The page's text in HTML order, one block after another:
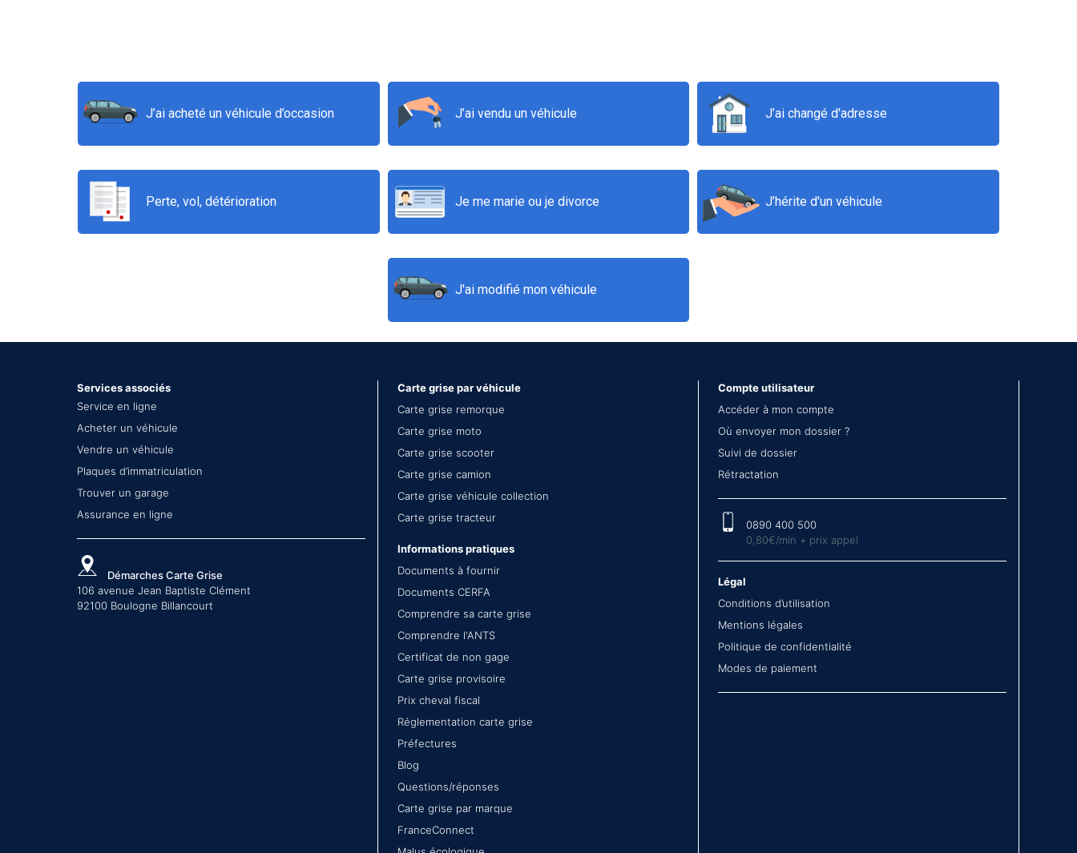
J’ai acheté un véhicule d’occasion J’ai vendu un véhicule J’ai changé d'adresse
Perte, vol, détérioration Je me marie ou je divorce J’hérite d'un véhicule
J'ai modifié mon véhicule
Services associés
Service en ligne
Acheter un véhicule
Vendre un véhicule
Plaques d’immatriculation
Trouver un garage
Assurance en ligne
Démarches Carte Grise
106 avenue Jean Baptiste Clément
92100 Boulogne Billancourt
Carte grise par véhicule
Carte grise remorque
Carte grise moto
Carte grise scooter
Carte grise camion
Carte grise véhicule collection
Carte grise tracteur
Informations pratiques
Documents à fournir
Documents CERFA
Comprendre sa carte grise
Comprendre l'ANTS
Certificat de non gage
Carte grise provisoire
Prix cheval fiscal
Réglementation carte grise
Préfectures
Blog
Questions/réponses
Carte grise par marque
FranceConnect
Compte utilisateur
Accéder à mon compte
Où envoyer mon dossier ?
Suivi de dossier
Rétractation
0890 400 500
0,80€/min + prix appel
Légal
Conditions d’utilisation
Mentions légales
Politique de confidentialité
Modes de paiement